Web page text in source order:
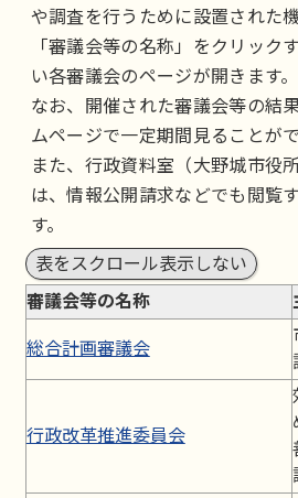
や調査を行うために設置された
「審議会等の名称」をクリック
い各審議会のページが開きます。
なお、開催された審議会等の結
ムページで一定期間見ることがで
また、行政資料室（大野城市役
は、情報公開請求などでも閲覧
す。
表をスクロール表示しない
審議会等の名称
総合計画審議会
行政改革推進委員会